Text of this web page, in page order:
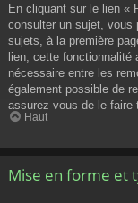
En cliquant sur le lien «
consulter un sujet, vous
sujets, à la première
lien, cette fonctionnalité
nécessaire entre les
également possible de
assurez-vous de le faire
Haut
Mise en forme et